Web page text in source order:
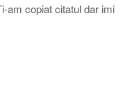
am copiat citatul dar imi